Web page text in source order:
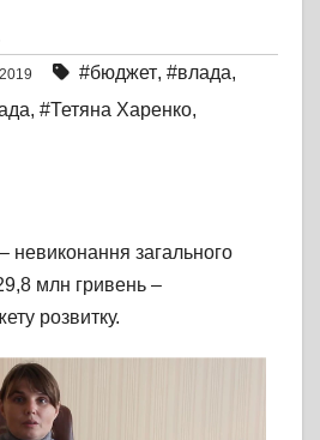
#бюджет, #влада,
, #Тетяна Харенко,
невиконання загального
млн гривень –
розвитку.